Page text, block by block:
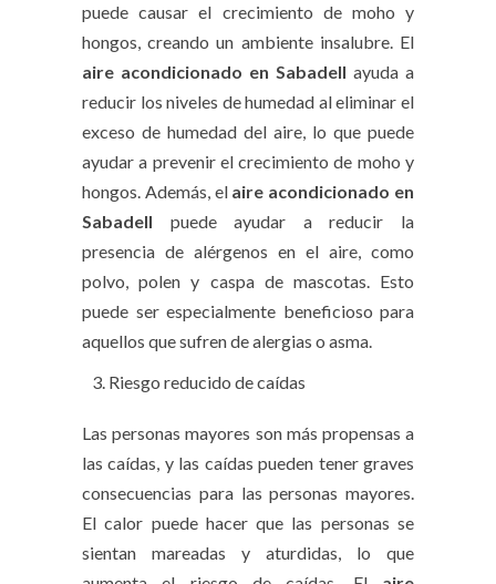
puede causar el crecimiento de moho y
hongos, creando un ambiente insalubre. El
aire acondicionado en Sabadell ayuda a
reducir los niveles de humedad al eliminar el
exceso de humedad del aire, lo que puede
ayudar a prevenir el crecimiento de moho y
hongos. Además, el aire acondicionado en
Sabadell puede ayudar a reducir la
presencia de alérgenos en el aire, como
polvo, polen y caspa de mascotas. Esto
puede ser especialmente beneficioso para
aquellos que sufren de alergias o asma.
Riesgo reducido de caídas
Las personas mayores son más propensas a
las caídas, y las caídas pueden tener graves
consecuencias para las personas mayores.
El calor puede hacer que las personas se
sientan mareadas y aturdidas, lo que